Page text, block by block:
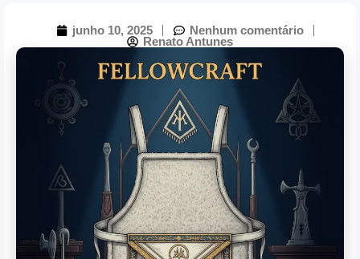
junho 10, 2025
Nenhum comentário
Renato Antunes